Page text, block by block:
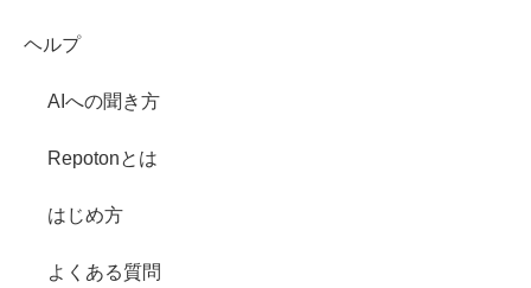
ヘルプ
AIへの聞き方
Repotonとは
はじめ方
よくある質問